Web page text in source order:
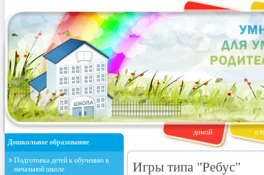
домой
о
Дошкольное образование
Подготовка детей к обучению в
начальной школе
Игры типа "Ребус"